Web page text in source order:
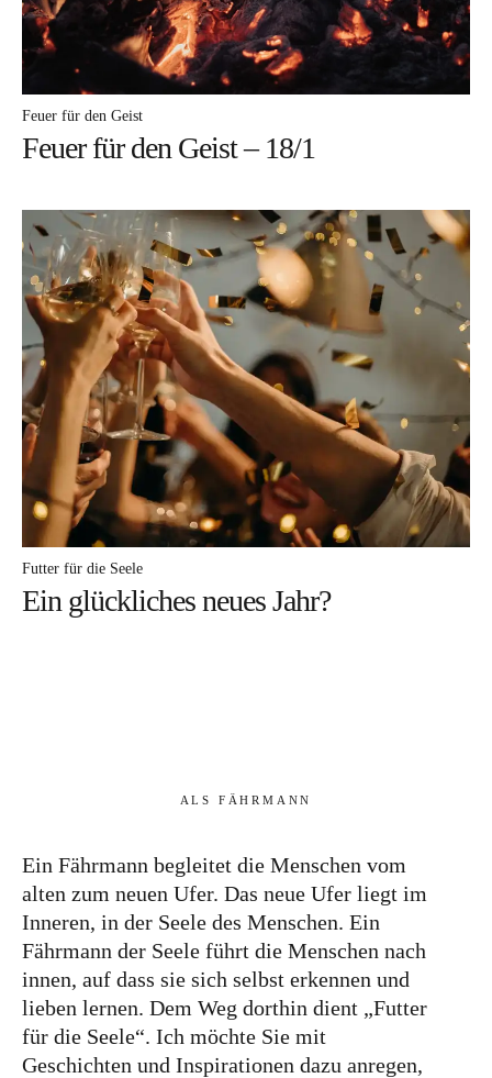
Autor
Feuer für den Geist
Feuer für den Geist – 18/1
Futter für die Seele
Ein glückliches neues Jahr?
ALS FÄHRMANN
Ein Fährmann begleitet die Menschen vom
alten zum neuen Ufer. Das neue Ufer liegt im
Inneren, in der Seele des Menschen. Ein
Fährmann der Seele führt die Menschen nach
innen, auf dass sie sich selbst erkennen und
lieben lernen. Dem Weg dorthin dient „Futter
für die Seele“. Ich möchte Sie mit
Geschichten und Inspirationen dazu anregen,